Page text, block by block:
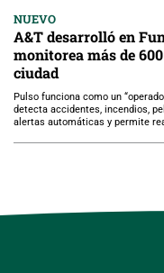
NUEVO
A&T desarrolló en
monitorea más de
ciudad
Pulso funciona como un
detecta accidentes, incendios,
alertas automáticas y permite